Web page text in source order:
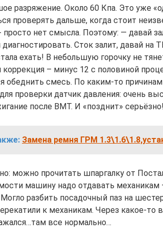
разряжение. Около 60 Кпа. Это уже
проверять дальше, когда стоит
нет смысла. Поэтому: — давай
диагностировать. Сток залит, давай на
ехать! В небольшую горочку не
коррекция – минус 12 с половиной
обеднить смесь. По каким-то причинам
проверки датчик давления: очень
после ВМТ. И «позднит» серьёзно!
Замена ремня ГРМ
можно прочитать шпаргалку от
машину надо отдавать
разбить посадочный паз на
к механикам. Через какое-то
все нормально…